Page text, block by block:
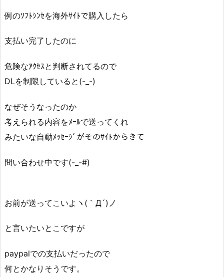
例のｿﾌﾄｼﾝｾを海外ｻｲﾄで購入したら
支払い完了したのに
危険なｱｸｾｽと判断されてるので
DLを制限していると(-_-)
なぜそうなったのか
考えられる内容をﾒｰﾙで送ってくれ
みたいな自動ﾒｯｾｰｼﾞがそのｻｲﾄからきて
問い合わせ中です(-_-#)
お前が送ってこいよヽ(｀Д´)ノ
と言いたいとこですが
paypalでの支払いだったので
何とかなりそうです。